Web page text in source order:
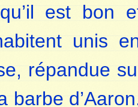
est bon
unis
répandue
barbe